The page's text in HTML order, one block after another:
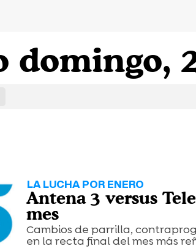
LA LUCHA POR ENERO
Antena 3 versus
mes
Cambios de parrilla,
en la recta final del mes más